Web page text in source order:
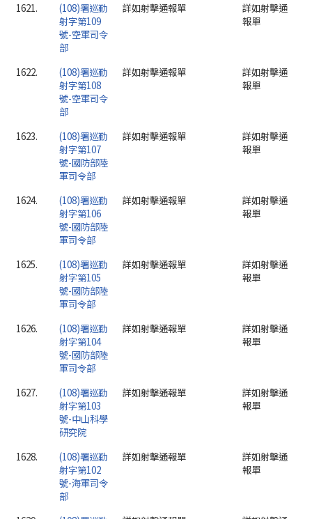
1621.
(108)署巡勤
射字第109
號-空軍司令
部
詳如射擊通報單
詳如射擊通
報單
1622.
(108)署巡勤
射字第108
號-空軍司令
部
詳如射擊通報單
詳如射擊通
報單
1623.
(108)署巡勤
射字第107
號-國防部陸
軍司令部
詳如射擊通報單
詳如射擊通
報單
1624.
(108)署巡勤
射字第106
號-國防部陸
軍司令部
詳如射擊通報單
詳如射擊通
報單
1625.
(108)署巡勤
射字第105
號-國防部陸
軍司令部
詳如射擊通報單
詳如射擊通
報單
1626.
(108)署巡勤
射字第104
號-國防部陸
軍司令部
詳如射擊通報單
詳如射擊通
報單
1627.
(108)署巡勤
射字第103
號-中山科學
研究院
詳如射擊通報單
詳如射擊通
報單
1628.
(108)署巡勤
射字第102
號-海軍司令
部
詳如射擊通報單
詳如射擊通
報單